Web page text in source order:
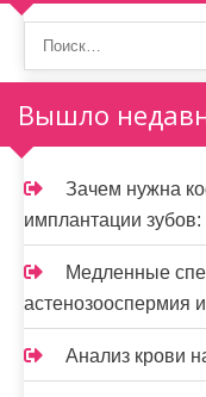
о
з
а
п
и
с
я
м
Вышло
Зачем нужна
имплантации
Медленные
астенозооспермия
Анализ крови